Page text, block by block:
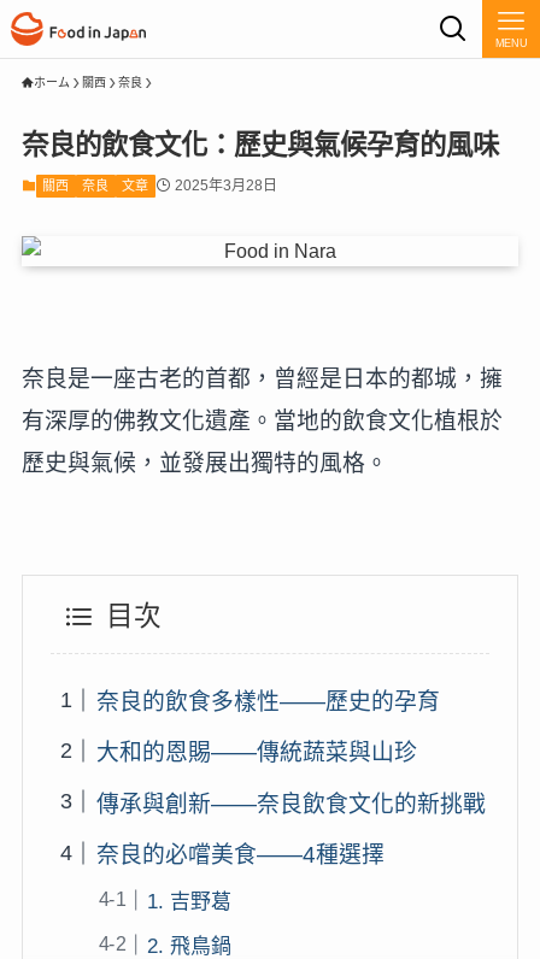
MENU
ホーム 關西 奈良
奈良的飲食文化：歷史與氣候孕育的風味
關西 奈良 文章 2025年3月28日
奈良是一座古老的首都，曾經是日本的都城，擁
有深厚的佛教文化遺產。當地的飲食文化植根於
歷史與氣候，並發展出獨特的風格。
目次
奈良的飲食多樣性——歷史的孕育
大和的恩賜——傳統蔬菜與山珍
傳承與創新——奈良飲食文化的新挑戰
奈良的必嚐美食——4種選擇
1. 吉野葛
2. 飛鳥鍋